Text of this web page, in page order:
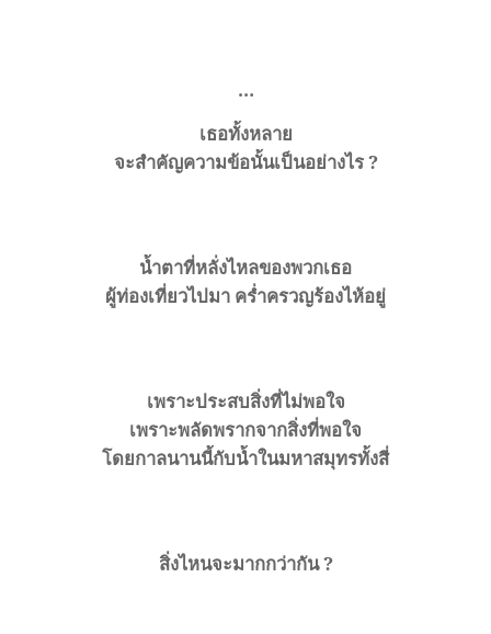
…
เธอทั้งหลาย
จะสำคัญความข้อนั้นเป็นอย่างไร?
น้ำตาที่หลั่งไหลของพวกเธอ
ผู้ท่องเที่ยวไปมา คร่ำครวญร้องไห้อยู่
เพราะประสบสิ่งที่ไม่พอใจ
เพราะพลัดพรากจากสิ่งที่พอใจ
โดยกาลนานนี้กับนํ้าในมหาสมุทรทั้งสี่
สิ่งไหนจะมากกว่ากัน?